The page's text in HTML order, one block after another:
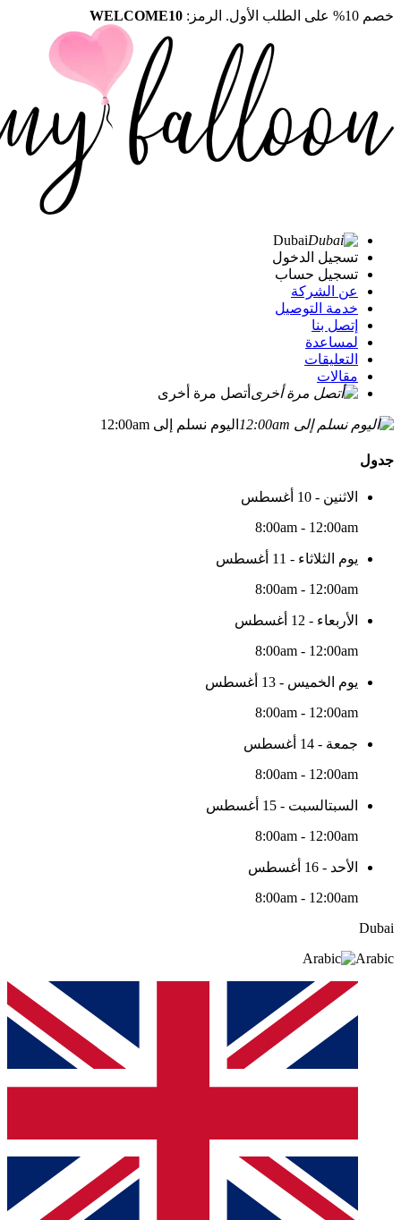
خصم 10% على الطلب الأول. الرمز: WELCOME10
Dubai
تسجيل الدخول
تسجيل حساب
عن الشركة
خدمة التوصيل
إتصل بنا
لمساعدة
التعليقات
مقالات
أتصل مرة أخرى
اليوم نسلم إلى 12:00am
جدول
الاثنين - 10 أغسطس
8:00am - 12:00am
يوم الثلاثاء - 11 أغسطس
8:00am - 12:00am
الأربعاء - 12 أغسطس
8:00am - 12:00am
يوم الخميس - 13 أغسطس
8:00am - 12:00am
جمعة - 14 أغسطس
8:00am - 12:00am
السبتالسبت - 15 أغسطس
8:00am - 12:00am
الأحد - 16 أغسطس
8:00am - 12:00am
Dubai
Arabic